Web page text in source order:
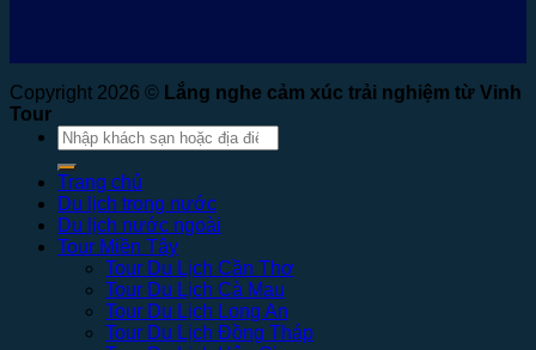
Copyright 2026 © Lắng nghe cảm xúc trải nghiệm từ Vinh
Tour
Tìm
kiếm:
Trang chủ
Du lịch trong nước
Du lịch nước ngoài
Tour Miền Tây
Tour Du Lịch Cần Thơ
Tour Du Lịch Cà Mau
Tour Du Lịch Long An
Tour Du Lịch Đồng Tháp